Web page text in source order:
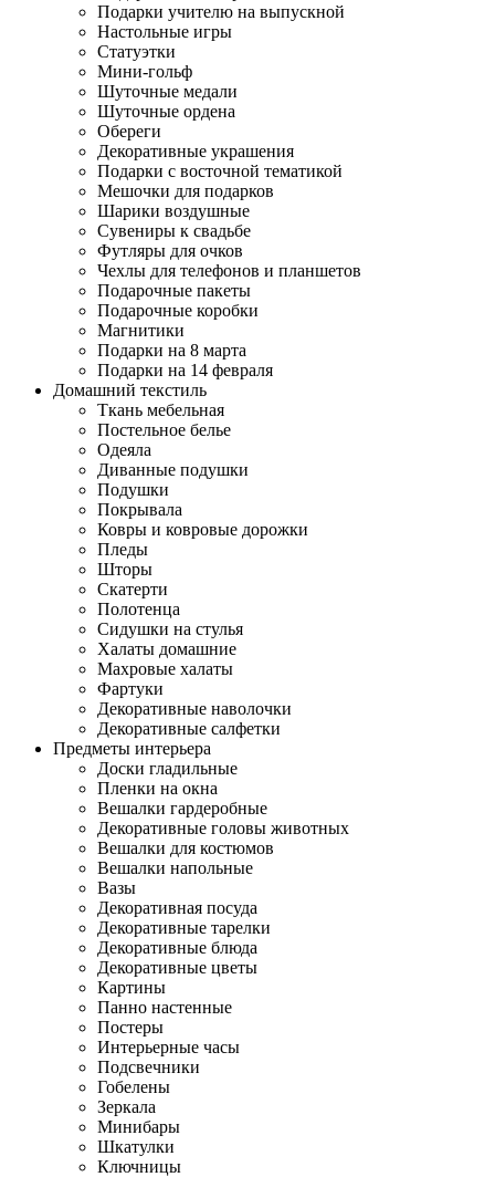
Подарки учителю на выпускной
Настольные игры
Статуэтки
Мини-гольф
Шуточные медали
Шуточные ордена
Обереги
Декоративные украшения
Подарки с восточной тематикой
Мешочки для подарков
Шарики воздушные
Сувениры к свадьбе
Футляры для очков
Чехлы для телефонов и планшетов
Подарочные пакеты
Подарочные коробки
Магнитики
Подарки на 8 марта
Подарки на 14 февраля
Домашний текстиль
Ткань мебельная
Постельное белье
Одеяла
Диванные подушки
Подушки
Покрывала
Ковры и ковровые дорожки
Пледы
Шторы
Скатерти
Полотенца
Сидушки на стулья
Халаты домашние
Махровые халаты
Фартуки
Декоративные наволочки
Декоративные салфетки
Предметы интерьера
Доски гладильные
Пленки на окна
Вешалки гардеробные
Декоративные головы животных
Вешалки для костюмов
Вешалки напольные
Вазы
Декоративная посуда
Декоративные тарелки
Декоративные блюда
Декоративные цветы
Картины
Панно настенные
Постеры
Интерьерные часы
Подсвечники
Гобелены
Зеркала
Минибары
Шкатулки
Ключницы